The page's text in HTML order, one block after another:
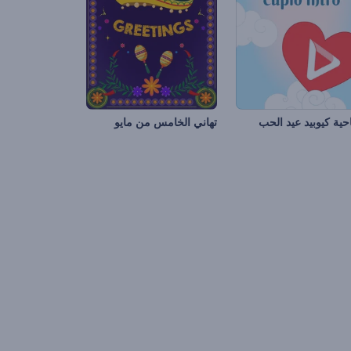
كيوبيد عيد الحب تهاني الخامس من مايو